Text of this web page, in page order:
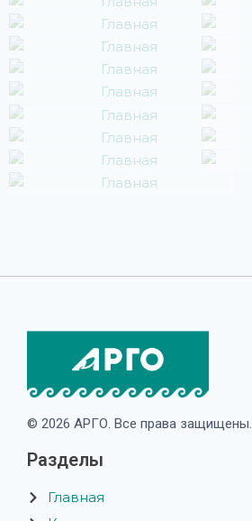
© 2026 АРГО. Все права защищены.
Разделы
Главная